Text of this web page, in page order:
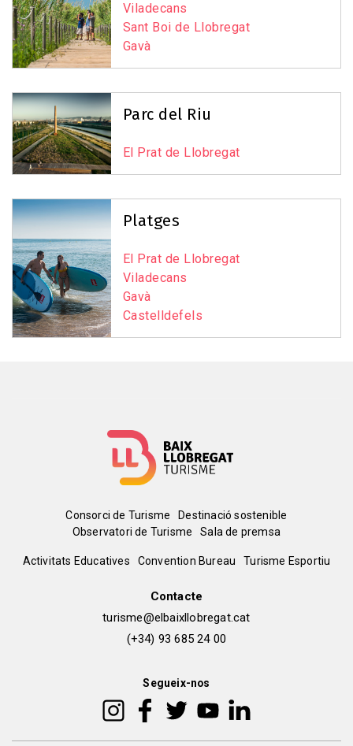
Viladecans
Sant Boi de Llobregat
Gavà
Parc del Riu
El Prat de Llobregat
Platges
El Prat de Llobregat
Viladecans
Gavà
Castelldefels
Menú
del
Consorci de Turisme
Destinació sostenible
Observatori de Turisme
Sala de premsa
Peu
Activitats Educatives Convention Bureau Turisme Esportiu
Contacte
turisme@elbaixllobregat.cat
(+34) 93 685 24 00
Segueix-nos